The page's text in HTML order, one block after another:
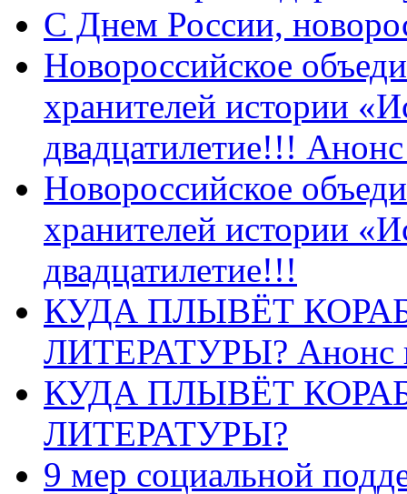
C Днем России,
Новороссийское
хранителей истории
двадцатилетие!!!
Новороссийское
хранителей истории
двадцатилетие!!!
КУДА ПЛЫВЁТ
ЛИТЕРАТУРЫ? Анонс
КУДА ПЛЫВЁТ
ЛИТЕРАТУРЫ?
9 мер социальной